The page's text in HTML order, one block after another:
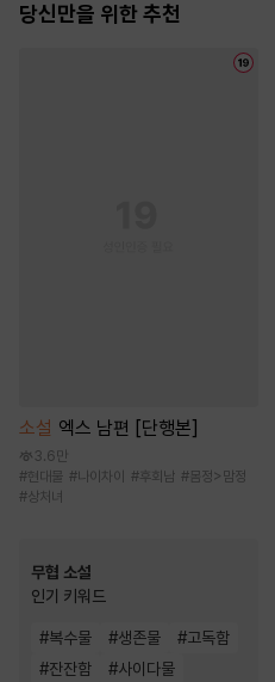
는다 [단행본]
당신만을 위한 추천
소설 엑스 남편 [단행본]
3.6만
#현대물 #나이차이 #후회남 #몸정>맘정
#상처녀
무협 소설
인기 키워드
#복수물 #생존물 #고독함
#잔잔함 #사이다물